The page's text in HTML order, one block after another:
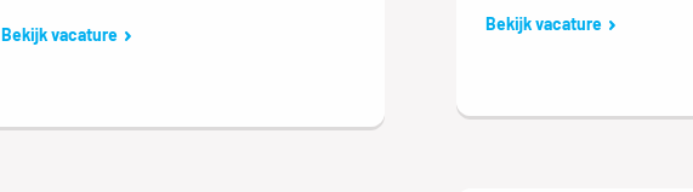
Bekijk vacature
Bekijk vacature